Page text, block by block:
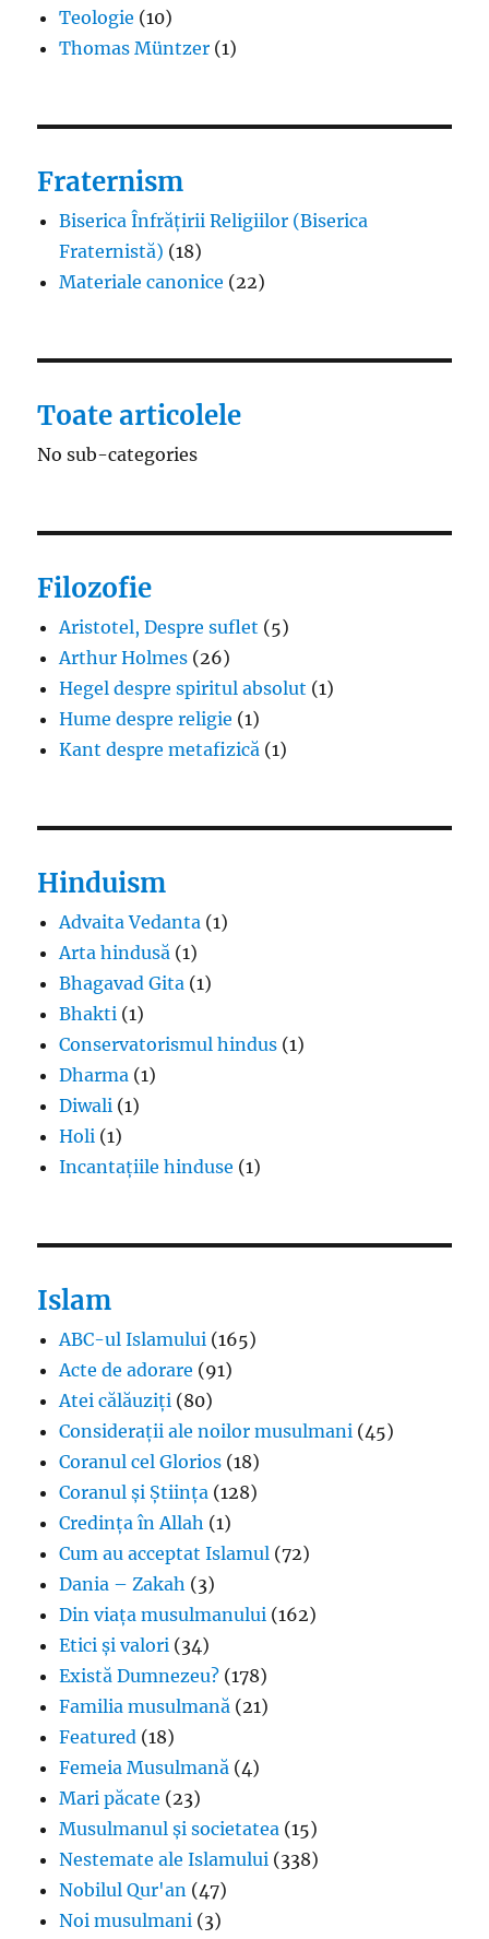
Teologie (10)
Thomas Müntzer (1)
Fraternism
Biserica Înfrățirii Religiilor (Biserica
Fraternistă) (18)
Materiale canonice (22)
Toate articolele
No sub-categories
Filozofie
Aristotel, Despre suflet (5)
Arthur Holmes (26)
Hegel despre spiritul absolut (1)
Hume despre religie (1)
Kant despre metafizică (1)
Hinduism
Advaita Vedanta (1)
Arta hindusă (1)
Bhagavad Gita (1)
Bhakti (1)
Conservatorismul hindus (1)
Dharma (1)
Diwali (1)
Holi (1)
Incantațiile hinduse (1)
Islam
ABC-ul Islamului (165)
Acte de adorare (91)
Atei călăuziți (80)
Considerații ale noilor musulmani (45)
Coranul cel Glorios (18)
Coranul și Știința (128)
Credința în Allah (1)
Cum au acceptat Islamul (72)
Dania – Zakah (3)
Din viața musulmanului (162)
Etici și valori (34)
Există Dumnezeu? (178)
Familia musulmană (21)
Featured (18)
Femeia Musulmană (4)
Mari păcate (23)
Musulmanul și societatea (15)
Nestemate ale Islamului (338)
Nobilul Qur'an (47)
Noi musulmani (3)